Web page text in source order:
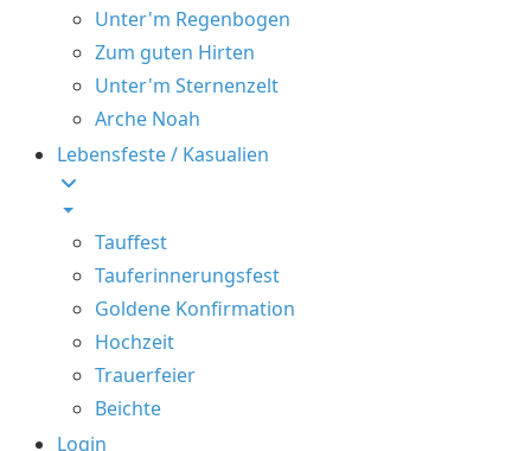
Unter'm Regenbogen
Zum guten Hirten
Unter'm Sternenzelt
Arche Noah
Lebensfeste / Kasualien
Tauffest
Tauferinnerungsfest
Goldene Konfirmation
Hochzeit
Trauerfeier
Beichte
Login